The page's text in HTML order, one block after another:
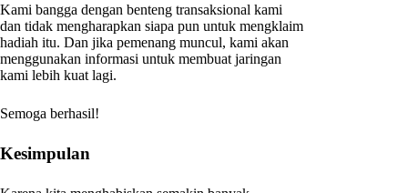
Kami bangga dengan benteng transaksional kami
dan tidak mengharapkan siapa pun untuk mengklaim
hadiah itu. Dan jika pemenang muncul, kami akan
menggunakan informasi untuk membuat jaringan
kami lebih kuat lagi.
Semoga berhasil!
Kesimpulan